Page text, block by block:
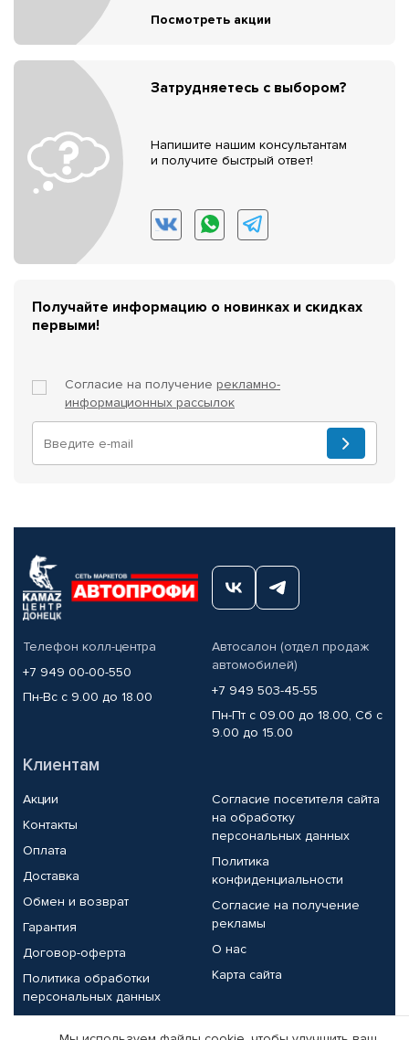
Посмотреть акции
Затрудняетесь с выбором?
Напишите нашим консультантам
и получите быстрый ответ!
Получайте информацию о новинках и скидках
первыми!
Согласие на получение рекламно-
информационных рассылок
Телефон колл-центра
+7 949 00-00-550
Пн-Вс с 9.00 до 18.00
Автосалон (отдел продаж
автомобилей)
+7 949 503-45-55
Пн-Пт с 09.00 до 18.00, Сб с
9.00 до 15.00
Клиентам
Акции
Контакты
Оплата
Доставка
Обмен и возврат
Гарантия
Договор-оферта
Политика обработки
персональных данных
Согласие посетителя сайта
на обработку
персональных данных
Политика
конфиденциальности
Согласие на получение
рекламы
О нас
Карта сайта